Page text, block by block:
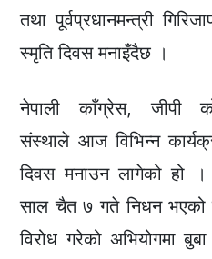
तथा पूर्वप्रधानमन्त्री
स्मृति दिवस मनाइँदैछ ।
नेपाली काँग्रेस, जीपी
संस्थाले आज विभिन्न
दिवस मनाउन लागेको हो
साल चैत ७ गते निधन भएको
विरोध गरेको अभियोगमा